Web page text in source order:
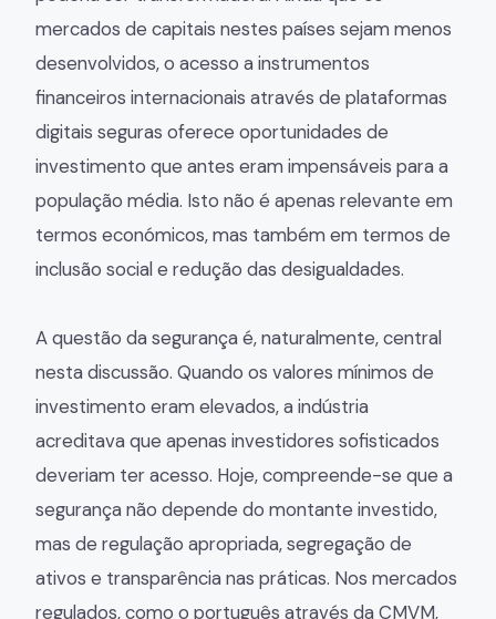
mercados de capitais nestes países sejam menos
desenvolvidos, o acesso a instrumentos
financeiros internacionais através de plataformas
digitais seguras oferece oportunidades de
investimento que antes eram impensáveis para a
população média. Isto não é apenas relevante em
termos económicos, mas também em termos de
inclusão social e redução das desigualdades.
A questão da segurança é, naturalmente, central
nesta discussão. Quando os valores mínimos de
investimento eram elevados, a indústria
acreditava que apenas investidores sofisticados
deveriam ter acesso. Hoje, compreende-se que a
segurança não depende do montante investido,
mas de regulação apropriada, segregação de
ativos e transparência nas práticas. Nos mercados
regulados, como o português através da CMVM,